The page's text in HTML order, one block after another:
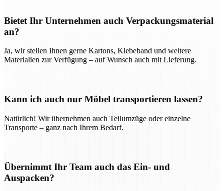
Bietet Ihr Unternehmen auch Verpackungsmaterial
an?
Ja, wir stellen Ihnen gerne Kartons, Klebeband und weitere
Materialien zur Verfügung – auf Wunsch auch mit Lieferung.
Kann ich auch nur Möbel transportieren lassen?
Natürlich! Wir übernehmen auch Teilumzüge oder einzelne
Transporte – ganz nach Ihrem Bedarf.
Übernimmt Ihr Team auch das Ein- und
Auspacken?